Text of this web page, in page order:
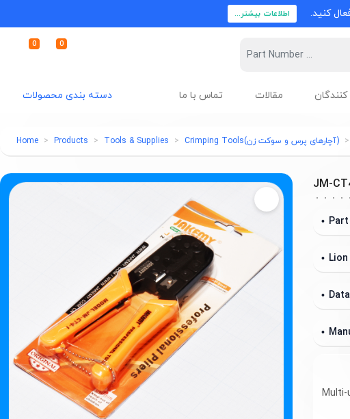
کنید. اطلاعات بیشتر...
0 0
دسته بندی محصولات مقالات تماس با ما
Home Products Tools & Supplies (آچارهای پرس و سوکت زن)Crimping Tools
JM-
Multi-